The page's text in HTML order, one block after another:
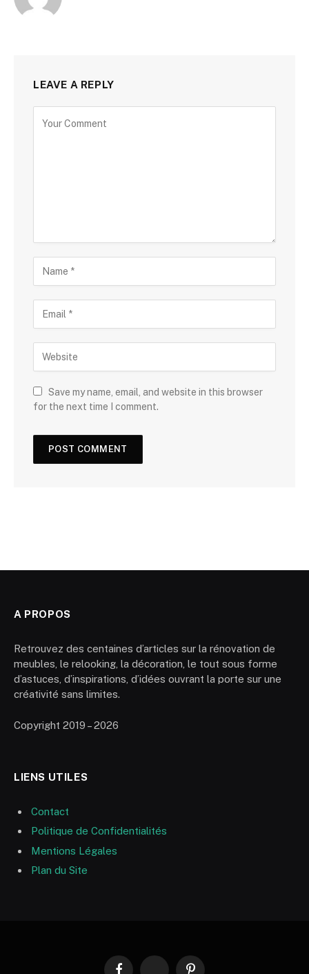
LEAVE A REPLY
Save my name, email, and website in this browser
for the next time I comment.
A PROPOS
Retrouvez des centaines d’articles sur la rénovation de
meubles, le relooking, la décoration, le tout sous forme
d’astuces, d’inspirations, d’idées ouvrant la porte sur une
créativité sans limites.
Copyright 2019 – 2026
LIENS UTILES
Contact
Politique de Confidentialités
Mentions Légales
Plan du Site